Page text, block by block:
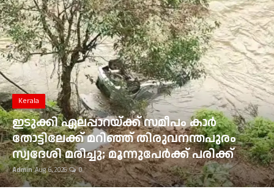
Sports
Food
Gulf News
Loksabha Election 2024
Technology
Health
Jobs Mall
Kerala
ഇടുക്കി ഏലപ്പാറയ്ക്ക് സമീപം കാർ
തോട്ടിലേക്ക് മറിഞ്ഞ് തിരുവനന്തപുരം
സ്വദേശി മരിച്ചു; മൂന്നുപേർക്ക് പരിക്ക്
Admin Aug 6, 2026 0